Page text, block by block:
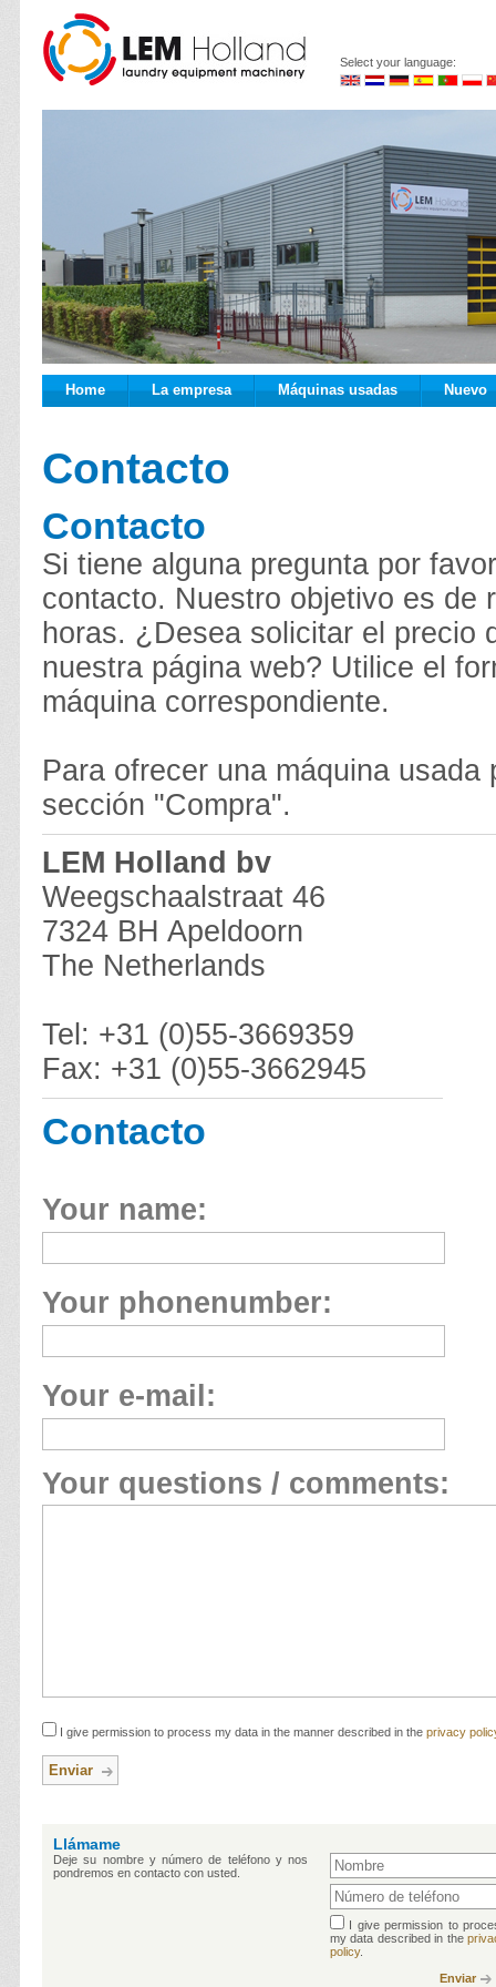
Select your language:
Home La empresa Máquinas usadas Nuevo
Contacto
Contacto
Si tiene alguna pregunta por
contacto. Nuestro objetivo es de
horas. ¿Desea solicitar el precio
nuestra página web? Utilice el
máquina correspondiente.
Para ofrecer una máquina
sección "Compra".
LEM Holland bv
Weegschaalstraat 46
7324 BH Apeldoorn
The Netherlands
Tel: +31 (0)55-3669359
Fax: +31 (0)55-3662945
Contacto
Your name:
Your phonenumber:
Your e-mail:
Your questions / comments:
I give permission to process my data in the manner described in the privacy
Enviar
Llámame
Deje su nombre y número de teléfono y nos
pondremos en contacto con usted.
I give permission to
my data described in the
policy.
Enviar